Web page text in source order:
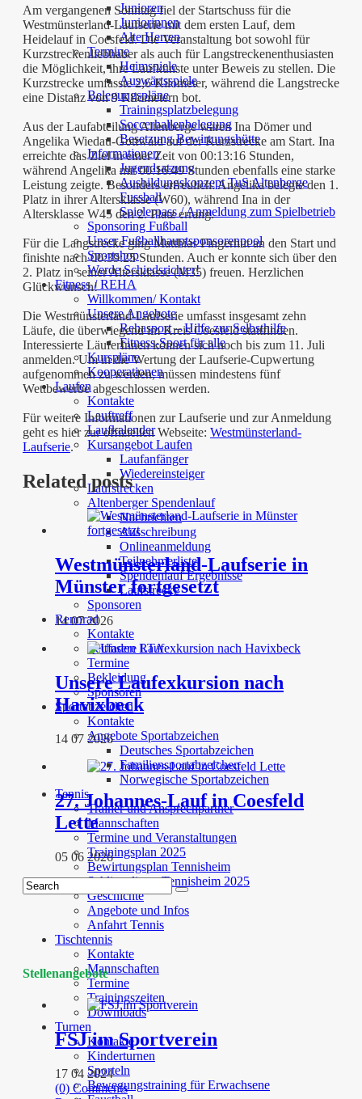
Junioren
Juniorinnen
Alte Herren
Termine
Heimspiele
Auswärtsspiele
Belegungspläne
Trainingsplatzbelegung
Soccerhallenbelegung
Besetzung Bewirtungshütte
Informationen
Jugendsatzung
Ausbildungskonzept TuS Altenberge
Fussball
Spielerpass / Anmeldung zum Spielbetrieb
Sponsoring Fußball
Unser Fußballhauptsponsorenpool
Sportshop
Werde Schiedsrichter!
Fitness / REHA
Willkommen/ Kontakt
Unsere Angebote
Rehasport – Hilfe zur Selbsthilfe
Fitness-Sport für alle
Kurspläne
Kooperationen
Laufen
Kontakte
Lauftreff
Laufkalender
Kursangebot Laufen
Laufanfänger
Wiedereinsteiger
Laufstrecken
Altenberger Spendenlauf
Nachrichten
Ausschreibung
Onlineanmeldung
Teilnehmerliste
Spendenlauf Ergebnisse
Laufstrecke
Sponsoren
Rennrad
Kontakte
Leitfaden RTA
Termine
Bekleidung
Sponsoren
Sportabzeichen
Kontakte
Angebote Sportabzeichen
Deutsches Sportabzeichen
Familiensportabzeichen
Norwegische Sportabzeichen
Tennis
Trainer und Ansprechpartner
Mannschaften
Termine und Veranstaltungen
Trainingsplan 2025
Bewirtungsplan Tennisheim
Schliessdienst Tennisheim 2025
Geschichte
Angebote und Infos
Anfahrt Tennis
Tischtennis
Kontakte
Mannschaften
Termine
Trainingszeiten
Downloads
Turnen
Kontakte
Kinderturnen
Sporteln
Bewegungstraining für Erwachsene
Am vergangenen Sonntag fiel der Startschuss für die
Westmünsterland-Laufserie mit dem ersten Lauf, dem
Heidelauf in Coesfeld. Die Veranstaltung bot sowohl für
Kurzstreckenliebhaber als auch für Langstreckenenthusiasten
die Möglichkeit, ihre Laufkünste unter Beweis zu stellen. Die
Kurzstrecke umfasste 2,6 Kilometer, während die Langstrecke
eine Distanz von 9 Kilometern bot.
Aus der Laufabteilung Altenberge waren Ina Dömer und
Angelika Wiedau-Gottwald auf der Kurzstrecke am Start. Ina
erreichte das Ziel in einer Zeit von 00:13:16 Stunden,
während Angelika mit 00:16:49 Stunden ebenfalls eine starke
Leistung zeigte. Besonders erfreulich: Angelika belegte den 1.
Platz in ihrer Altersklasse (W60), während Ina in der
Altersklasse W45 den 2. Platz errang.
Für die Langstrecke ging Matthias Fingerhut an den Start und
finishte nach 00:39:25 Stunden. Auch er konnte sich über den
2. Platz in seiner Altersklasse (M35) freuen. Herzlichen
Glückwunsch!
Die Westmünsterland-Laufserie umfasst insgesamt zehn
Läufe, die überwiegend im Kreis Coesfeld stattfinden.
Interessierte LäuferInnen können sich noch bis zum 11. Juli
anmelden. Um in die Wertung der Laufserie-Cupwertung
aufgenommen zu werden, müssen mindestens fünf
Wettbewerbe abgeschlossen werden.
Für weitere Informationen zur Laufserie und zur Anmeldung
geht es hier zur offiziellen Webseite: Westmünsterland-
Laufserie.
Related posts
Westmünsterland-Laufserie in
Münster fortgesetzt
14 07 2026
Unsere Laufexkursion nach
Havixbeck
14 07 2026
27. Johannes-Lauf in Coesfeld
Lette
05 06 2026
Stellenangebote
FSJ im Sportverein
17 04 2024
(0) Comments